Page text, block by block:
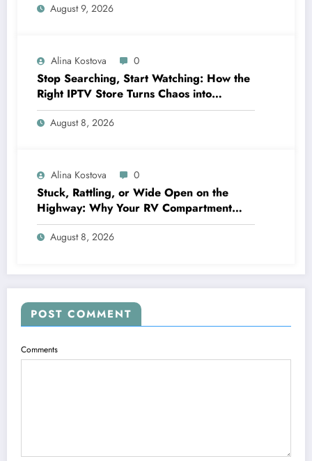
August 9, 2026
Alina Kostova 0
Stop Searching, Start Watching: How the
Right IPTV Store Turns Chaos into
Crystal‑Clear Entertainment
August 8, 2026
Alina Kostova 0
Stuck, Rattling, or Wide Open on the
Highway: Why Your RV Compartment
Door Latch Is the Small Part That Protects
Everything You Pack
August 8, 2026
POST COMMENT
Comments